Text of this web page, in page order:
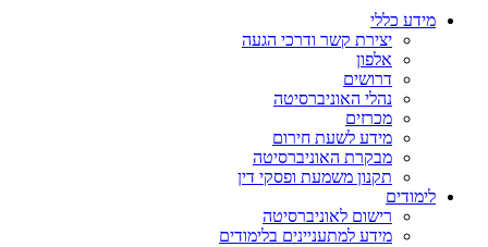
מידע כללי
יצירת קשר ודרכי הגעה
אלפון
דרושים
נהלי האוניברסיטה
מכרזים
מידע לשעת חירום
מבקרת האוניברסיטה
תקנון משמעת ופסקי דין
לימודים
רישום לאוניברסיטה
מידע למתעניינים בלימודים